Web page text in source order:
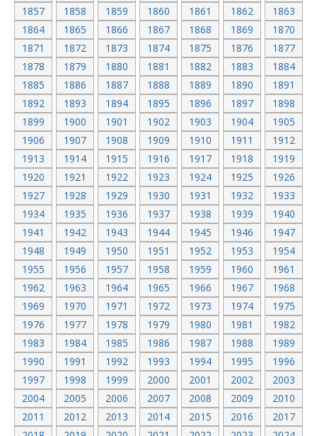
1857
1858 1859 1860 1861 1862
1863
1864
1865 1866 1867 1868 1869
1870
1871
1872 1873 1874 1875 1876
1877
1878
1879 1880 1881 1882 1883
1884
1885
1886 1887 1888 1889 1890
1891
1892
1893 1894 1895 1896 1897
1898
1899
1900 1901 1902 1903 1904
1905
1906
1907 1908 1909 1910 1911
1912
1913
1914 1915 1916 1917 1918
1919
1920
1921 1922 1923 1924 1925
1926
1927
1928 1929 1930 1931 1932
1933
1934
1935 1936 1937 1938 1939
1940
1941
1942 1943 1944 1945 1946
1947
1948
1949 1950 1951 1952 1953
1954
1955
1956 1957 1958 1959 1960
1961
1962
1963 1964 1965 1966 1967
1968
1969
1970 1971 1972 1973 1974
1975
1976
1977 1978 1979 1980 1981
1982
1983
1984 1985 1986 1987 1988
1989
1990
1991 1992 1993 1994 1995
1996
1997
1998 1999 2000 2001 2002
2003
2004
2005 2006 2007 2008 2009
2010
2011
2012 2013 2014 2015 2016
2017